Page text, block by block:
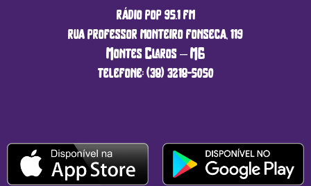
rádio pop 95.1 fm
rua professor monteiro fonseca, 119
Montes Claros – MG
telefone: (38) 3218-5050